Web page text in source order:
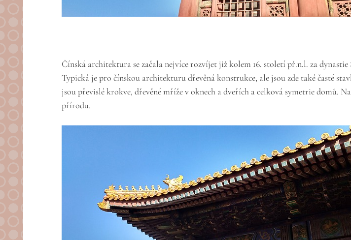
Čínská architektura se začala nejvíce rozvíjet již kolem 16. století př.n.l. za
Typická je pro čínskou architekturu dřevěná konstrukce, ale jsou zde také časté
jsou převislé krokve, dřevěné mříže v oknech a dveřích a celková symetrie domů.
přírodu.